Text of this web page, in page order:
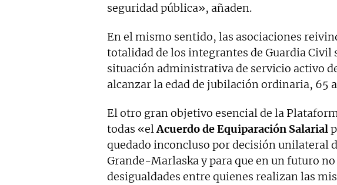
seguridad pública», añaden.
En el mismo sentido, las asociaciones
totalidad de los integrantes de Guardia
situación administrativa de servicio activo
alcanzar la edad de jubilación ordinaria, 65
El otro gran objetivo esencial de la
todas «elAcuerdo de Equiparación Salarial
quedado inconcluso por decisión
Grande-Marlaska y para que en un futuro
desigualdades entre quienes realizan las